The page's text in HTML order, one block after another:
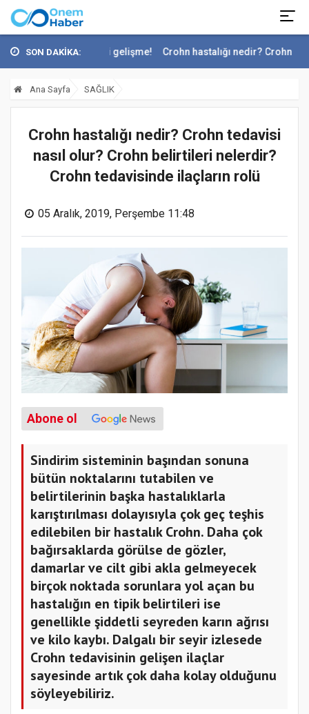
SON DAKİKA:
ilgili yeni gelişme! Crohn hastalığı nedir? Crohn tedavisi
Ana Sayfa SAĞLIK
Crohn hastalığı nedir? Crohn tedavisi
nasıl olur? Crohn belirtileri nelerdir?
Crohn tedavisinde ilaçların rolü
05 Aralık, 2019, Perşembe 11:48
Abone ol
Sindirim sisteminin başından sonuna
bütün noktalarını tutabilen ve
belirtilerinin başka hastalıklarla
karıştırılması dolayısıyla çok geç teşhis
edilebilen bir hastalık Crohn. Daha çok
bağırsaklarda görülse de gözler,
damarlar ve cilt gibi akla gelmeyecek
birçok noktada sorunlara yol açan bu
hastalığın en tipik belirtileri ise
genellikle şiddetli seyreden karın ağrısı
ve kilo kaybı. Dalgalı bir seyir izlesede
Crohn tedavisinin gelişen ilaçlar
sayesinde artık çok daha kolay olduğunu
söyleyebiliriz.